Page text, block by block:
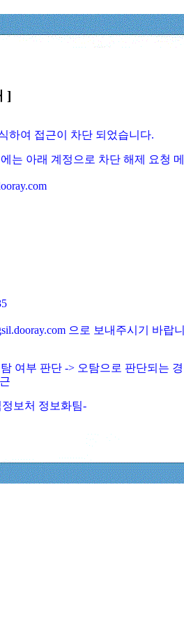
]
하여 접근이 차단 되었습니다.
는 아래 계정으로 차단 해제 요청
으로 보내주시기 바랍
여부 판단 -> 오탐으로 판단되는
보처 정보화팀-